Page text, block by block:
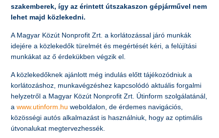
szakemberek, így az érintett útszakaszon gépjárművel nem
lehet majd közlekedni.
A Magyar Közút Nonprofit Zrt. a korlátozással járó munkák
idejére a közlekedők türelmét és megértését kéri, a felújítási
munkákat az ő érdekükben végzik el.
A közlekedőknek ajánlott még indulás előtt tájékozódniuk a
korlátozáshoz, munkavégzéshez kapcsolódó aktuális forgalmi
helyzetről a Magyar Közút Nonprofit Zrt. Útinform szolgálatánál,
awww.utinform.hu weboldalon, de érdemes navigációs,
közösségi autós alkalmazást is használniuk, hogy az optimális
útvonalukat megtervezhessék.